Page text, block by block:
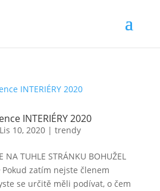
INTERIÉRY 2020
Lis 10, 2020| trendy
NA TUHLE STRÁNKU BOHUŽEL
Pokud zatím nejste členem
se určitě měli podívat, o čem